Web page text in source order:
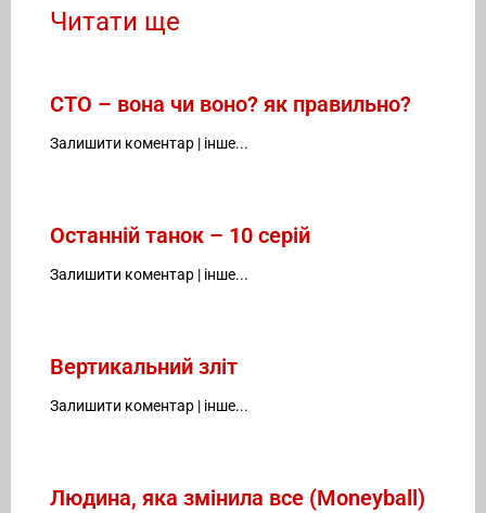
Читати ще
СТО – вона чи воно? як правильно?
Залишити коментар | інше...
Останній танок – 10 серій
Залишити коментар | інше...
Вертикальний зліт
Залишити коментар | інше...
Людина, яка змінила все (Moneyball)